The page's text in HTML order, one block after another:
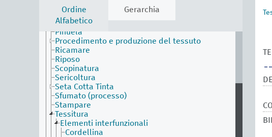
Ordine
Alfabetico
Gerarchia
Contestura
Filatura
Filatura (processo)
Piñuela
Procedimento e produzione del tessuto
Ricamare
Riposo
Scopinatura
Sericoltura
Seta Cotta Tinta
Sfumato (processo)
Stampare
Tessitura
Elementi interfunzionali
Cordellina